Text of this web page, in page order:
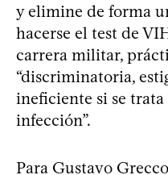
y elimine de forma
hacerse el test de
carrera militar,
“discriminatoria,
ineficiente si se
infección”.
Para Gustavo